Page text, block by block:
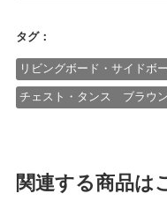
タグ：
リビングボード・サイドボ
チェスト・タンス ブラウ
関連する商品は